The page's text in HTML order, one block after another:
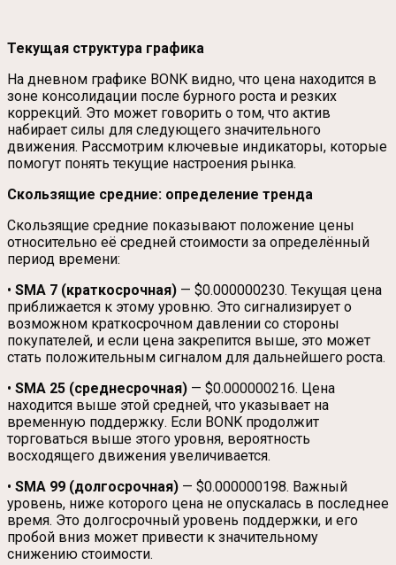
Текущая структура графика
На дневном графике BONK видно, что цена находится в
зоне консолидации после бурного роста и резких
коррекций. Это может говорить о том, что актив
набирает силы для следующего значительного
движения. Рассмотрим ключевые индикаторы, которые
помогут понять текущие настроения рынка.
Скользящие средние: определение тренда
Скользящие средние показывают положение цены
относительно её средней стоимости за определённый
период времени:
• SMA 7 (краткосрочная) — $0.000000230. Текущая цена
приближается к этому уровню. Это сигнализирует о
возможном краткосрочном давлении со стороны
покупателей, и если цена закрепится выше, это может
стать положительным сигналом для дальнейшего роста.
• SMA 25 (среднесрочная) — $0.000000216. Цена
находится выше этой средней, что указывает на
временную поддержку. Если BONK продолжит
торговаться выше этого уровня, вероятность
восходящего движения увеличивается.
• SMA 99 (долгосрочная) — $0.000000198. Важный
уровень, ниже которого цена не опускалась в последнее
время. Это долгосрочный уровень поддержки, и его
пробой вниз может привести к значительному
снижению стоимости.